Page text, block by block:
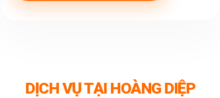
DỊCH VỤ TẠI HOÀNG DIỆP